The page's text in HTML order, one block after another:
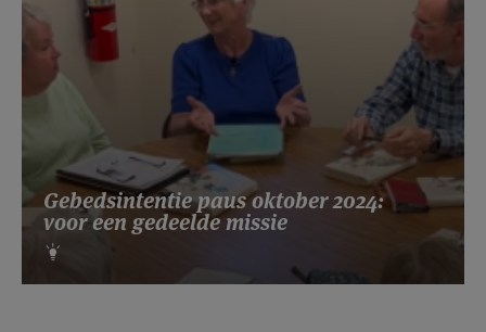
Gebedsintentie paus oktober 2024:
voor een gedeelde missie